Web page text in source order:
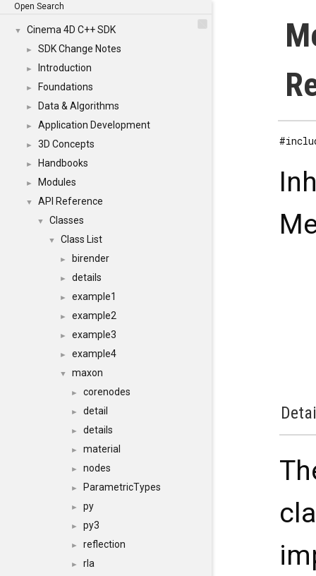
Open Search
▼ Cinema 4D C++ SDK
► SDK Change Notes
► Introduction
► Foundations
► Data & Algorithms
► Application Development
► 3D Concepts
► Handbooks
► Modules
▼ API Reference
▼ Classes
▼ Class List
► birender
► details
► example1
► example2
► example3
► example4
▼ maxon
► corenodes
► detail
► details
► material
► nodes
► ParametricTypes
► py
► py3
► reflection
► rla